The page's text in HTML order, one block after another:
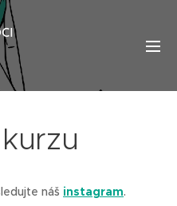
náš instagram.